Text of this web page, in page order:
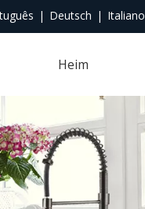
| Deutsch | Italiano
Heim